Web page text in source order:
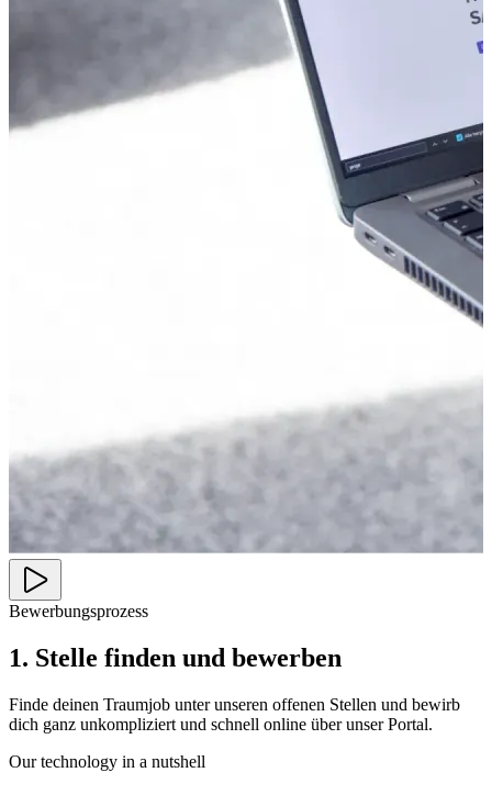
Bewerbungsprozess
1. Stelle finden und bewerben
Finde deinen Traumjob unter unseren offenen Stellen und bewirb
dich ganz unkompliziert und schnell online über unser Portal.
Our technology in a nutshell